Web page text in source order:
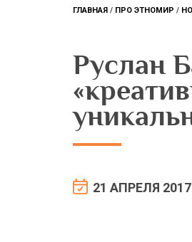
ГЛАВНАЯ ПРО ЭТНОМИР
Руслан
21 АПРЕЛЯ 2017